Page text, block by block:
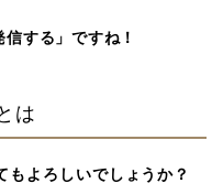
する」ですね！
は
もよろしいでしょうか？